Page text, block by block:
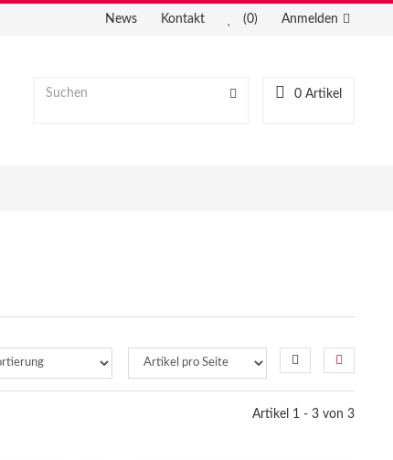
News Kontakt (0) Anmelden
0 Artikel
Artikel 1 - 3 von 3